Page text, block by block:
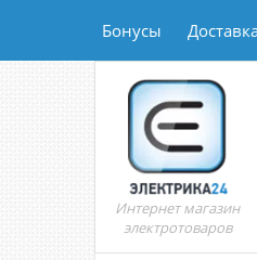
Бонусы
Интернет магазин
электротоваров